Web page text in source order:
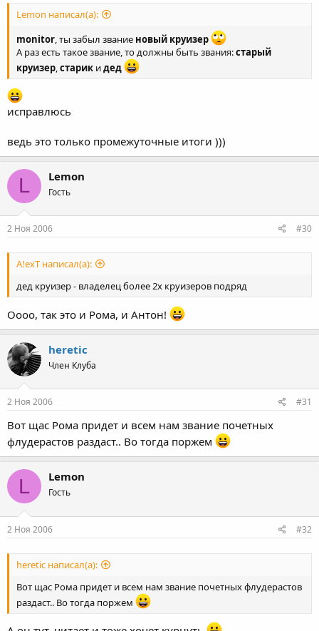
Lemon написал(а):
monitor, ты забыл звание новый круизер
А раз есть такое звание, то должны быть звания:старый
круизер,старик идед
исправлюсь
ведь это только промежуточные итоги )))
L Lemon
Гость
2 Ноя 2006 #30
A!exT написал(а):
дед круизер - владелец более 2х круизеров подряд
Оооо, так это и Рома, и Антон!
heretic
Член Клуба
2 Ноя 2006 #31
Вот щас Рома придет и всем нам звание почетных
флудерастов раздаст.. Во тогда поржем
L Lemon
Гость
2 Ноя 2006 #32
heretic написал(а):
Вот щас Рома придет и всем нам звание почетных флудерастов
раздаст.. Во тогда поржем